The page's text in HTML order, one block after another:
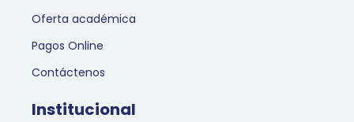
Oferta académica
Pagos Online
Contáctenos
Institucional